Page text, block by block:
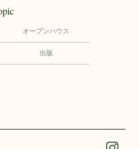
オープンハウス
出版